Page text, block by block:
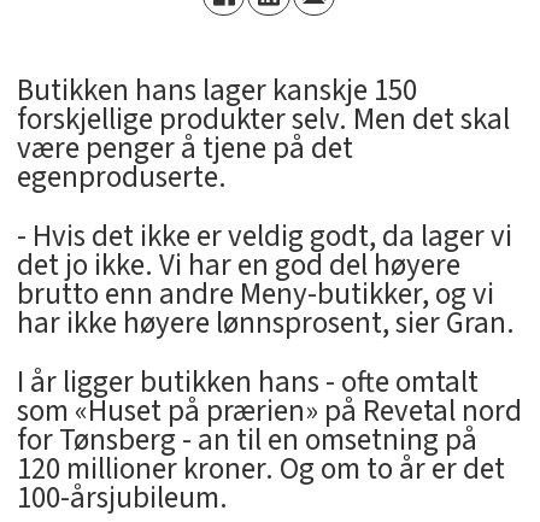
Butikken hans lager kanskje 150
forskjellige produkter selv. Men det skal
være penger å tjene på det
egenproduserte.
- Hvis det ikke er veldig godt, da lager vi
det jo ikke. Vi har en god del høyere
brutto enn andre Meny-butikker, og vi
har ikke høyere lønnsprosent, sier Gran.
I år ligger butikken hans - ofte omtalt
som «Huset på prærien» på Revetal nord
for Tønsberg - an til en omsetning på
120 millioner kroner. Og om to år er det
100-årsjubileum.